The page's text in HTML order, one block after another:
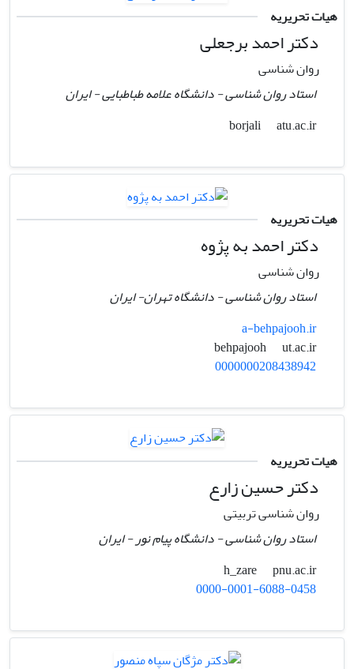
هیات تحریریه
دکتر احمد برجعلی
روان شناسی
استاد روان شناسی - دانشگاه علامه طباطبایی - ایران
borjali
atu.ac.ir
هیات تحریریه
دکتر احمد به پژوه
روان شناسی
استاد روان شناسی - دانشگاه تهران- ایران
a-behpajooh.ir
behpajooh
ut.ac.ir
0000000208438942
هیات تحریریه
دکتر حسین زارع
روان شناسی تربیتی
استاد روان شناسی - دانشگاه پیام نور - ایران
h_zare
pnu.ac.ir
0000-0001-6088-0458